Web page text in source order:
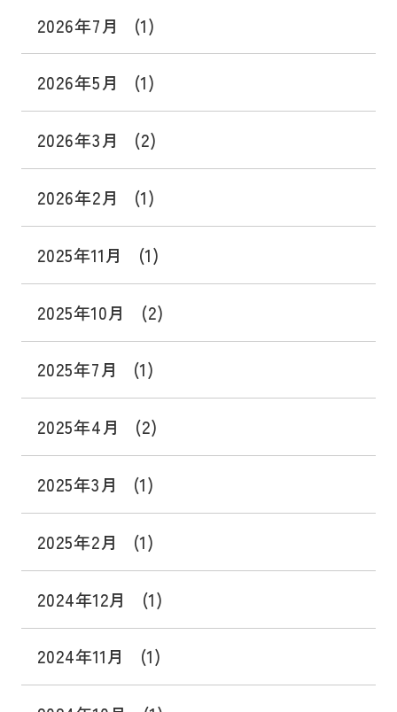
2026年7月 (1)
2026年5月 (1)
2026年3月 (2)
2026年2月 (1)
2025年11月 (1)
2025年10月 (2)
2025年7月 (1)
2025年4月 (2)
2025年3月 (1)
2025年2月 (1)
2024年12月 (1)
2024年11月 (1)